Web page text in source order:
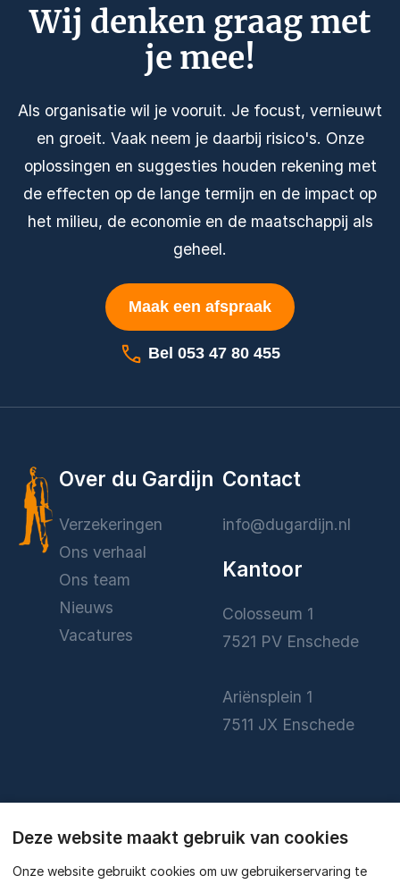
Wij denken graag met
je mee!
Als organisatie wil je vooruit. Je focust, vernieuwt
en groeit. Vaak neem je daarbij risico's. Onze
oplossingen en suggesties houden rekening met
de effecten op de lange termijn en de impact op
het milieu, de economie en de maatschappij als
geheel.
Maak een afspraak
Bel 053 47 80 455
Over du Gardijn
Verzekeringen
Ons verhaal
Ons team
Nieuws
Vacatures
Contact
info@dugardijn.nl
Kantoor
Colosseum 1
7521 PV Enschede
Ariënsplein 1
7511 JX Enschede
0
Deze website maakt gebruik van cookies
Onze website gebruikt cookies om uw gebruikerservaring te